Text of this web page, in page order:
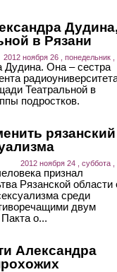
в Рязани
2012 ноября 26 , понедельник ,
Дудина. Она – сестра
Театральной в
подростков.
рязанский
2012 ноября 24 , суббота ,
признал
Рязанской области
среди
двум
о...
Александра